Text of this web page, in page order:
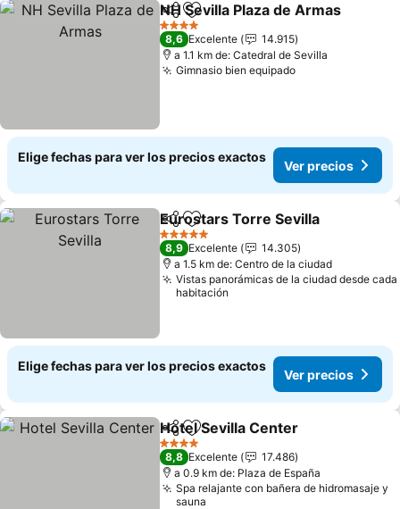
CompartirAgregar a favoritos
NH Sevilla Plaza de Armas
4 Estrellas
8,6 Excelente
14.915
a 1.1 km de: Catedral de Sevilla
Gimnasio bien equipadoVer precios
Elige fechas para ver los precios exactos
Ver precios
CompartirAgregar a favoritos
Eurostars Torre Sevilla
5 Estrellas
8,9 Excelente
14.305
a 1.5 km de: Centro de la ciudad
Vistas panorámicas de la ciudad desde cada
habitación
Elige fechas para ver los precios exactos
Ver precios
CompartirAgregar a favoritos
Hotel Sevilla Center
4 Estrellas
8,8 Excelente
17.486
a 0.9 km de: Plaza de España
Spa relajante con bañera de hidromasaje y
sauna